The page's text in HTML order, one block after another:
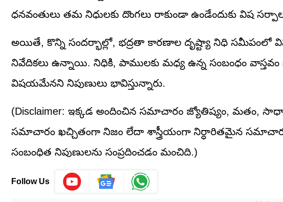
ధనవంతులు తమ నిధులకు దొంగలు రాకుండా ఉండేందుకు విష
అయితే, కొన్ని సందర్భాల్లో, భద్రతా కారణాల దృష్ట్యా నిధి సమీపంలో
నివేదికలు ఉన్నాయి. నిధికి, పాములకు మధ్య ఉన్న సంబంధం
విషయమేనని నిపుణులు భావిస్తున్నారు.
(Disclaimer: ఇక్కడ అందించిన సమాచారం జ్యోతిష్యం, మతం,
సమాచారం ఖచ్చితంగా నిజం లేదా శాస్త్రీయంగా నిర్ధారితమైన సమాచారం
సంబంధిత నిపుణులను సంప్రదించడం మంచిది.)
Follow Us